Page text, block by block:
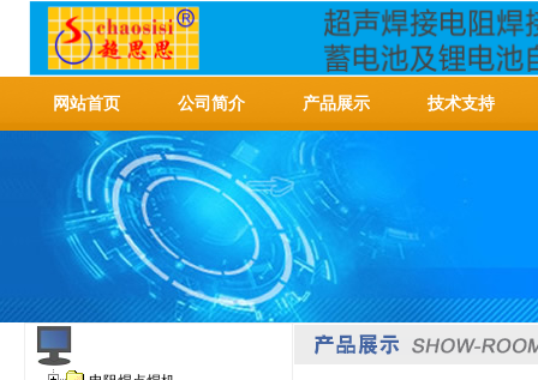
网站首页 公司简介 产品展示 技术支持